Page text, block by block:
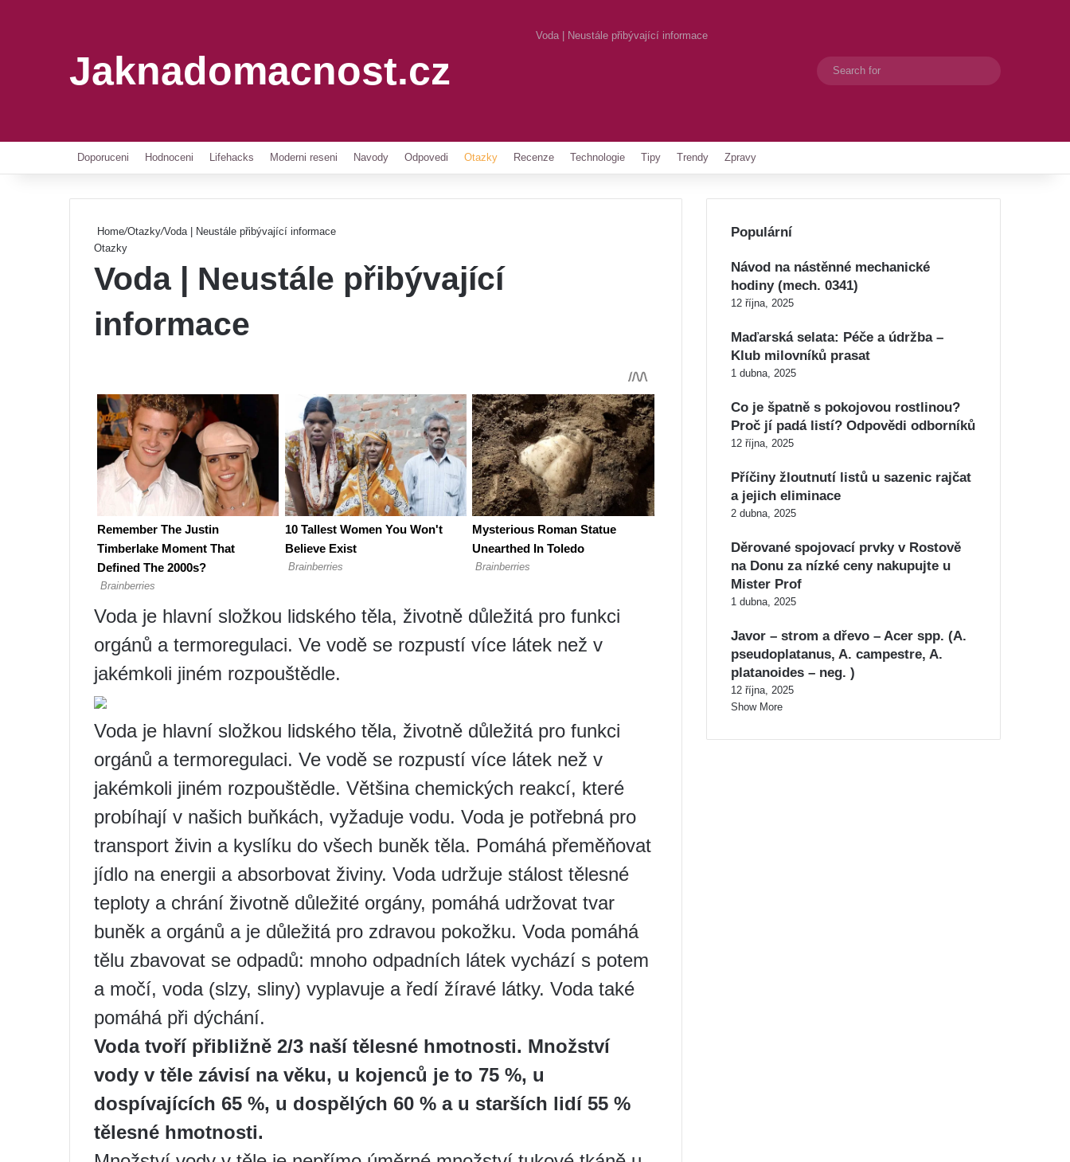
Jaknadomacnost.cz
Voda | Neustále přibývající informace
Switch skin
Doporuceni Hodnoceni Lifehacks Moderni reseni Navody Odpovedi Otazky Recenze Technologie Tipy Trendy Zpravy
Home/Otazky/Voda | Neustále přibývající informace
Otazky
Voda | Neustále přibývající
informace
Voda je hlavní složkou lidského těla, životně důležitá pro funkci
orgánů a termoregulaci. Ve vodě se rozpustí více látek než v
jakémkoli jiném rozpouštědle.
Voda je hlavní složkou lidského těla, životně důležitá pro funkci
orgánů a termoregulaci. Ve vodě se rozpustí více látek než v
jakémkoli jiném rozpouštědle. Většina chemických reakcí, které
probíhají v našich buňkách, vyžaduje vodu. Voda je potřebná pro
transport živin a kyslíku do všech buněk těla. Pomáhá přeměňovat
jídlo na energii a absorbovat živiny. Voda udržuje stálost tělesné
teploty a chrání životně důležité orgány, pomáhá udržovat tvar
buněk a orgánů a je důležitá pro zdravou pokožku. Voda pomáhá
tělu zbavovat se odpadů: mnoho odpadních látek vychází s potem
a močí, voda (slzy, sliny) vyplavuje a ředí žíravé látky. Voda také
pomáhá při dýchání.
Voda tvoří přibližně 2/3 naší tělesné hmotnosti. Množství
vody v těle závisí na věku, u kojenců je to 75 %, u
dospívajících 65 %, u dospělých 60 % a u starších lidí 55 %
tělesné hmotnosti.
Populární
Návod na nástěnné mechanické
hodiny (mech. 0341)
12 října, 2025
Maďarská selata: Péče a údržba –
Klub milovníků prasat
1 dubna, 2025
Co je špatně s pokojovou rostlinou?
Proč jí padá listí? Odpovědi odborníků
12 října, 2025
Příčiny žloutnutí listů u sazenic rajčat
a jejich eliminace
2 dubna, 2025
Děrované spojovací prvky v Rostově
na Donu za nízké ceny nakupujte u
Mister Prof
1 dubna, 2025
Javor – strom a dřevo – Acer spp. (A.
pseudoplatanus, A. campestre, A.
platanoides – neg. )
12 října, 2025
Show More